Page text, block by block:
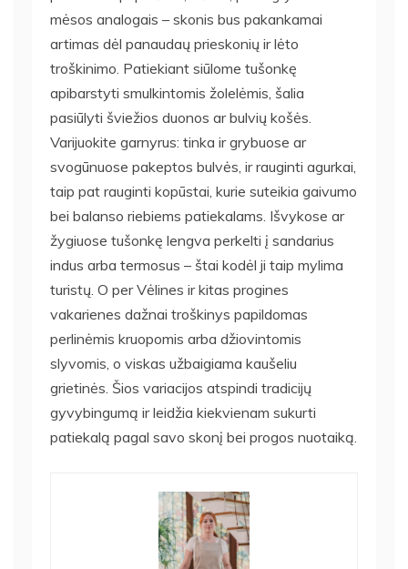
mėsos analogais – skonis bus pakankamai
artimas dėl panaudaų prieskonių ir lėto
troškinimo. Patiekiant siūlome tušonkę
apibarstyti smulkintomis žolelėmis, šalia
pasiūlyti šviežios duonos ar bulvių košės.
Varijuokite garnyrus: tinka ir grybuose ar
svogūnuose pakeptos bulvės, ir rauginti agurkai,
taip pat rauginti kopūstai, kurie suteikia gaivumo
bei balanso riebiems patiekalams. Išvykose ar
žygiuose tušonkę lengva perkelti į sandarius
indus arba termosus – štai kodėl ji taip mylima
turistų. O per Vėlines ir kitas progines
vakarienes dažnai troškinys papildomas
perlinėmis kruopomis arba džiovintomis
slyvomis, o viskas užbaigiama kaušeliu
grietinės. Šios variacijos atspindi tradicijų
gyvybingumą ir leidžia kiekvienam sukurti
patiekalą pagal savo skonį bei progos nuotaiką.